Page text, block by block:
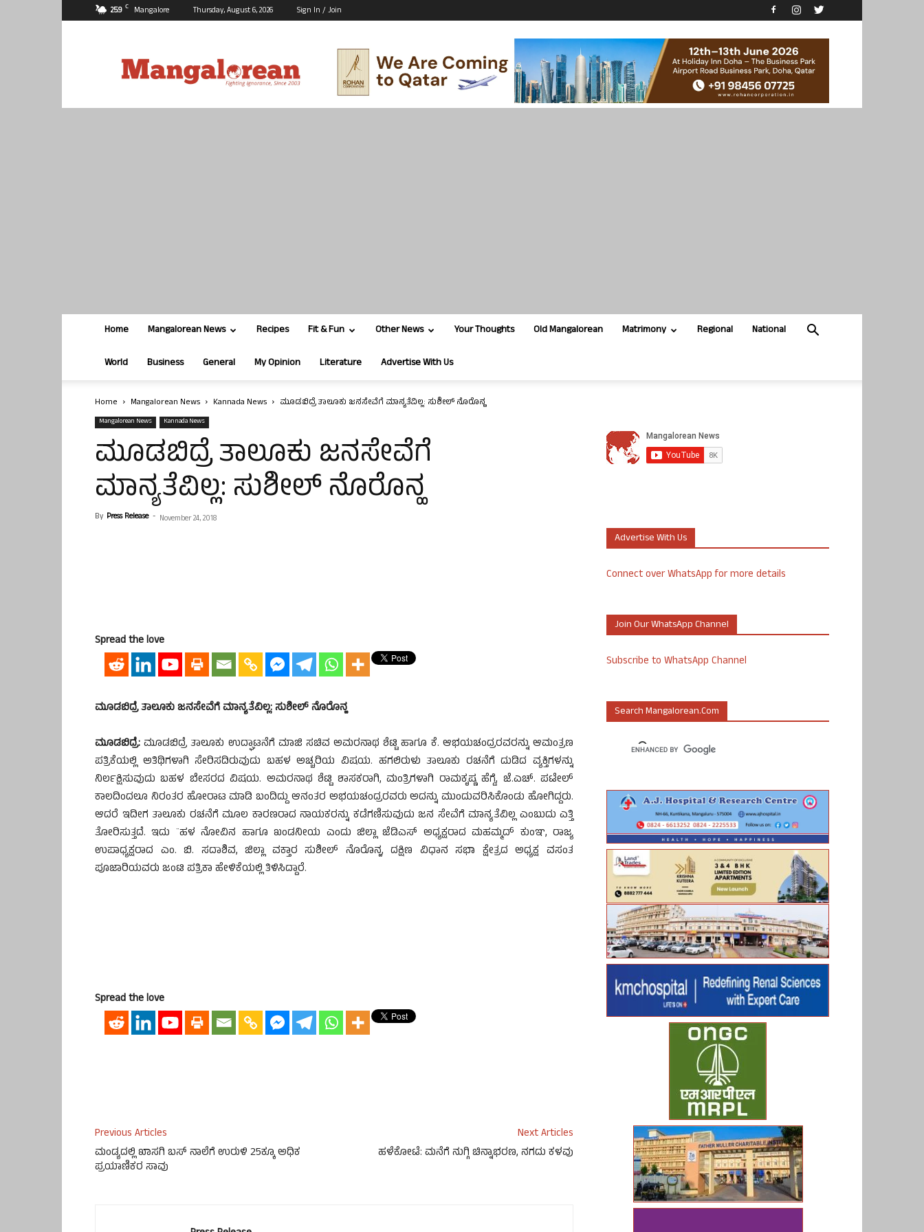
25.9 C Mangalore Thursday, August 6, 2026 Sign In / Join
Home Mangalorean News Recipes Fit & Fun Other News Your Thoughts Old Mangalorean Matrimony Regional National
World Business General My Opinion Literature Advertise With Us
Home Mangalorean News Kannada News ಮೂಡಬಿದ್ರೆ ತಾಲೂಕು ಜನಸೇವೆಗೆ ಮಾನ್ಯತೆವಿಲ್ಲ: ಸುಶೀಲ್ ನೊರೊನ್ಹ
Mangalorean News Kannada News
ಮೂಡಬಿದ್ರೆ ತಾಲೂಕು ಜನಸೇವೆಗೆ
ಮಾನ್ಯತೆವಿಲ್ಲ: ಸುಶೀಲ್ ನೊರೊನ್ಹ
By Press Release - November 24, 2018
Spread the love
ಮೂಡಬಿದ್ರೆ ತಾಲೂಕು ಜನಸೇವೆಗೆ ಮಾನ್ಯತೆವಿಲ್ಲ: ಸುಶೀಲ್ ನೊರೊನ್ಹ
ಮೂಡಬಿದ್ರೆ: ಮೂಡಬಿದ್ರೆ ತಾಲೂಕು ಉದ್ಘಾಟನೆಗೆ ಮಾಜಿ ಸಚಿವ ಅಮರನಾಥ ಶೆಟ್ಟಿ ಹಾಗೂ ಕೆ. ಆಭಯಚಂದ್ರರವರನ್ನು ಆಮಂತ್ರಣ
ಪತ್ರಿಕೆಯಲ್ಲಿ ಅತಿಥಿಗಳಾಗಿ ಸೇರಿಸದಿರುವುದು ಬಹಳ ಅಚ್ಚರಿಯ ವಿಷಯ. ಹಗಲಿರುಳು ತಾಲೂಕು ರಚನೆಗೆ ದುಡಿದ ವ್ಯಕ್ತಿಗಳನ್ನು
ನಿರ್ಲಕ್ಷಿಸುವುದು ಬಹಳ ಬೇಸರದ ವಿಷಯ. ಅಮರನಾಥ ಶೆಟ್ಟಿ ಶಾಸಕರಾಗಿ, ಮಂತ್ರಿಗಳಾಗಿ ರಾಮಕೃಷ್ಣ ಹೆಗ್ಡೆ, ಜೆ.ಎಚ್. ಪಟೇಲ್
ಕಾಲದಿಂದಲೂ ನಿರಂತರ ಹೋರಾಟ ಮಾಡಿ ಬಂದಿದ್ದು ಆನಂತರ ಅಭಯಚಂದ್ರರವರು ಅದನ್ನು ಮುಂದುವರಿಸಿಕೊಂಡು ಹೋಗಿದ್ದರು.
ಆದರೆ ಇದೀಗ ತಾಲೂಕು ರಚನೆಗೆ ಮೂಲ ಕಾರಣರಾದ ನಾಯಕರನ್ನು ಕಡೆಗಣಿಸುವುದು ಜನ ಸೇವೆಗೆ ಮಾನ್ಯತೆವಿಲ್ಲ ಎಂಬುದು ಎತ್ತಿ
ತೋರಿಸುತ್ತದೆ. ಇದು ¨ಹಳ ನೋವಿನ ಹಾಗೂ ಖಂಡನೀಯ ಎಂದು ಜಿಲ್ಲಾ ಜೆಡಿಎಸ್ ಅಧ್ಯಕ್ಷರಾದ ಮಹಮ್ಮದ್ ಕುಂಞ, ರಾಜ್ಯ
ಉಪಾಧ್ಯಕ್ಷರಾದ ಎಂ. ಬಿ. ಸದಾಶಿವ, ಜಿಲ್ಲಾ ವಕ್ತಾರ ಸುಶೀಲ್ ನೊರೊನ್ಹ, ದಕ್ಷಿಣ ವಿಧಾನ ಸಭಾ ಕ್ಷೇತ್ರದ ಅಧ್ಯಕ್ಷ ವಸಂತ
ಪೂಜಾರಿಯವರು ಜಂಟಿ ಪತ್ರಿಕಾ ಹೇಳಿಕೆಯಲ್ಲಿ ತಿಳಿಸಿದ್ದಾರೆ.
Spread the love
Previous Articles
ಮಂಡ್ಯದಲ್ಲಿ ಖಾಸಗಿ ಬಸ್ ನಾಲೆಗೆ ಉರುಳಿ 25ಕ್ಕೂ ಅಧಿಕ
ಪ್ರಯಾಣಿಕರ ಸಾವು
Next Articles
ಹಳೆಕೋಟೆ: ಮನೆಗೆ ನುಗ್ಗಿ ಚಿನ್ನಾಭರಣ, ನಗದು ಕಳವು
Advertise With Us
Connect over WhatsApp for more details
Join Our WhatsApp Channel
Subscribe to WhatsApp Channel
Search Mangalorean.com